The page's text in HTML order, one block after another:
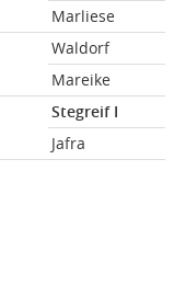
Marliese
Waldorf
Mareike
Stegreif I
Jafra